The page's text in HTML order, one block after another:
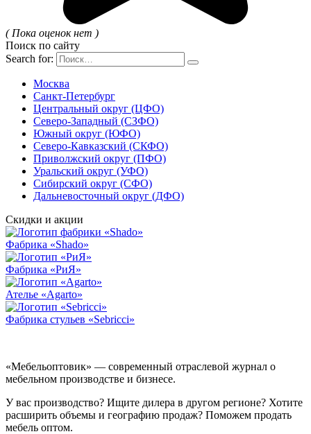
( Пока оценок нет )
Поиск по сайту
Search for:
Москва
Санкт-Петербург
Центральный округ (ЦФО)
Северо-Западный (СЗФО)
Южный округ (ЮФО)
Северо-Кавказский (СКФО)
Приволжский округ (ПФО)
Уральский округ (УФО)
Сибирский округ (СФО)
Дальневосточный округ (ДФО)
Скидки и акции
Фабрика «Shado»
Фабрика «РиЯ»
Ателье «Agarto»
Фабрика стульев «Sebricci»
«Мебельоптовик» — современный отраслевой журнал о
мебельном производстве и бизнесе.
У вас производство? Ищите дилера в другом регионе? Хотите
расширить объемы и географию продаж? Поможем продать
мебель оптом.